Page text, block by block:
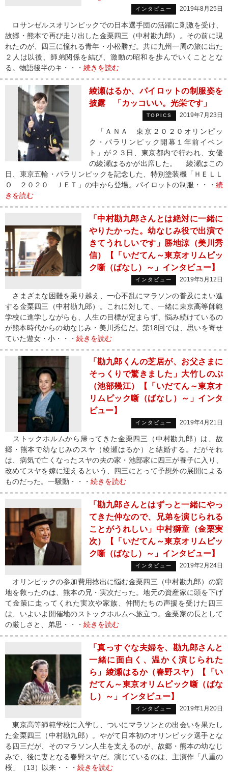
インタビュー 2019年8月25日
ロサンゼルスオリンピックでの日本選手団の活躍に刺激を受け、
故郷・熊本で再び走り出した金栗四三（中村勘九郎）。その前に現
れたのが、四三に憧れる青年・小松勝だ。共に九州一周の旅に出た
２人は以後、師弟関係を結び、激動の昭和を歩んでいくこととな
る。物語後半のキ・・・ 続きを読む
綾瀬はるか、パイロットの制服姿を
披露 「カッコいい。光栄です」
TOPICS 2019年7月23日
「ＡＮＡ 東京２０２０オリンピッ
ク・パラリンピック開幕１年前イベン
ト」が２３日、東京都内で行われ、女優
の綾瀬はるかが出席した。 綾瀬はこの
日、東京五輪・パラリンピックを記念した、特別塗装機「ＨＥＬＬ
Ｏ ２０２０ ＪＥＴ」の中から登場。パイロットの制服・・・ 続
きを読む
「中村勘九郎さんとは絶対に一緒に
やりたかった。幼なじみ役で出演で
きてうれしいです」勝地涼（美川秀
信）【「いだてん～東京オリムピッ
ク噺（ばなし）～」インタビュー】
インタビュー 2019年5月12日
さまざまな困難を乗り越え、一心不乱にマラソンの普及にまい進
する金栗四三（中村勘九郎）。これに対して、一緒に東京高等師範
学校に進学しながらも、人生の目標が定まらず、悩み続けているの
が熊本時代からの幼なじみ・美川秀信だ。第18回では、思いを寄せ
ていた遊女・小・・・ 続きを読む
「勘九郎くんの芝居が、お父さまに
そっくりで驚きました」大竹しのぶ
（池部幾江）【「いだてん～東京オ
リムピック噺（ばなし）～」インタ
ビュー】
インタビュー 2019年4月21日
ストックホルムから帰ってきた金栗四三（中村勘九郎）は、故
郷・熊本で幼なじみのスヤ（綾瀬はるか）と結婚する。だがそれ
は、病気で亡くなったスヤの夫の家・池部家に四三が養子に入り、
改めてスヤを嫁に迎えるという、四三にとって予想外の展開による
ものだった。一騒動・・・ 続きを読む
「勘九郎さんとはずっと一緒にやっ
てきた仲なので、兄弟を演じられる
ことがうれしい」中村獅童（金栗実
次）【「いだてん～東京オリムピッ
ク噺（ばなし）～」インタビュー】
インタビュー 2019年2月24日
オリンピックの参加費用捻出に悩む金栗四三（中村勘九郎）の窮
地を救ったのは、熊本の兄・実次だった。地元の資産家に頭を下げ
て金策に走ってくれた実次や家族、仲間たちの声援を受けた四三
は、いよいよ開催地のストックホルムへ旅立つ。金栗家の長として
の厳しさと、弟思・・・ 続きを読む
「真っすぐな夫婦を、勘九郎さんと
一緒に面白く、温かく演じられた
ら」綾瀬はるか（春野スヤ）【「い
だてん～東京オリムピック噺（ばな
し）～」インタビュー】
インタビュー 2019年1月20日
東京高等師範学校に入学し、ついにマラソンとの出会いを果たし
た金栗四三（中村勘九郎）。やがて日本初のオリンピック選手とな
る四三だが、そのマラソン人生を支えるのが、故郷・熊本の幼なじ
みで、後に妻となる春野スヤだ。演じているのは、主演作「八重の
桜」（13）以来・・・ 続きを読む